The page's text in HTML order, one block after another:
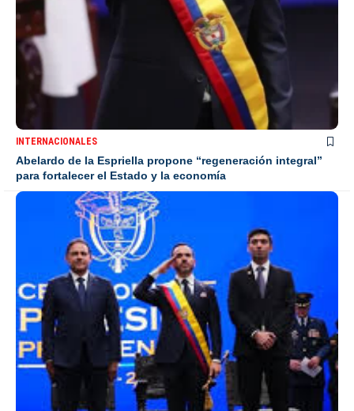
INTERNACIONALES
Abelardo de la Espriella propone “regeneración integral”
para fortalecer el Estado y la economía